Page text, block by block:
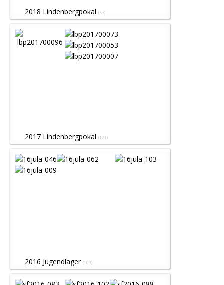
2018 Lindenbergpokal (53)
2017 Lindenbergpokal (121)
2016 Jugendlager (109)